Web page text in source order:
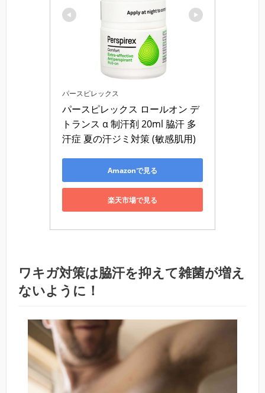
パースピレックス
パースピレックス ロールオン デ
トランス α 制汗剤 20ml 脇汗 多
汗症 夏の汗ジミ対策 (敏感肌用)
Amazonで見る
楽天市場で見る
ワキガ対策は脇汗を抑えて雑菌が増え
ないように！